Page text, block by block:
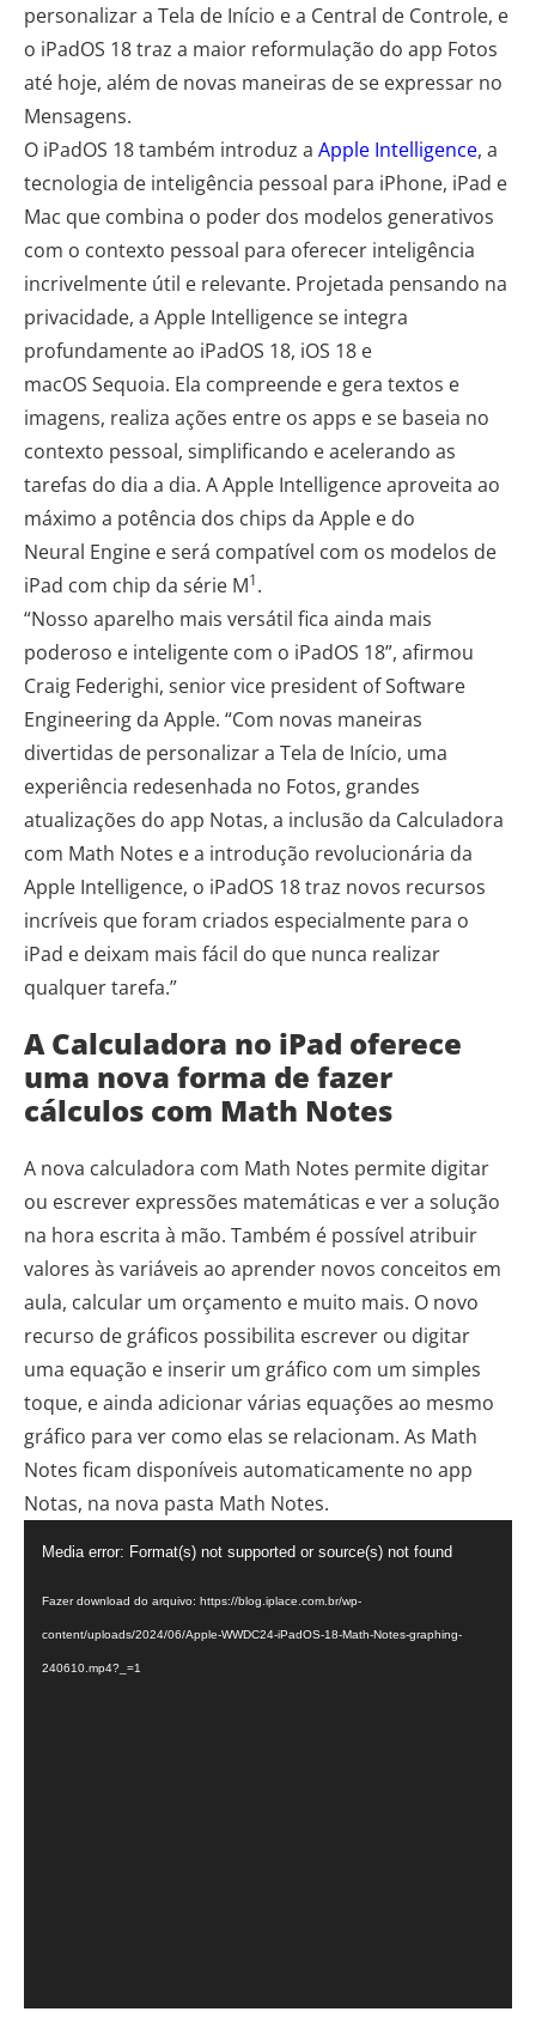
personalizar a Tela de Início e a Central de Controle, e
o iPadOS 18 traz a maior reformulação do app Fotos
até hoje, além de novas maneiras de se expressar no
Mensagens.
O iPadOS 18 também introduz a Apple Intelligence, a
tecnologia de inteligência pessoal para iPhone, iPad e
Mac que combina o poder dos modelos generativos
com o contexto pessoal para oferecer inteligência
incrivelmente útil e relevante. Projetada pensando na
privacidade, a Apple Intelligence se integra
profundamente ao iPadOS 18, iOS 18 e
macOS Sequoia. Ela compreende e gera textos e
imagens, realiza ações entre os apps e se baseia no
contexto pessoal, simplificando e acelerando as
tarefas do dia a dia. A Apple Intelligence aproveita ao
máximo a potência dos chips da Apple e do
Neural Engine e será compatível com os modelos de
iPad com chip da série M1.
“Nosso aparelho mais versátil fica ainda mais
poderoso e inteligente com o iPadOS 18”, afirmou
Craig Federighi, senior vice president of Software
Engineering da Apple. “Com novas maneiras
divertidas de personalizar a Tela de Início, uma
experiência redesenhada no Fotos, grandes
atualizações do app Notas, a inclusão da Calculadora
com Math Notes e a introdução revolucionária da
Apple Intelligence, o iPadOS 18 traz novos recursos
incríveis que foram criados especialmente para o
iPad e deixam mais fácil do que nunca realizar
qualquer tarefa.”
A Calculadora no iPad oferece
uma nova forma de fazer
cálculos com Math Notes
A nova calculadora com Math Notes permite digitar
ou escrever expressões matemáticas e ver a solução
na hora escrita à mão. Também é possível atribuir
valores às variáveis ao aprender novos conceitos em
aula, calcular um orçamento e muito mais. O novo
recurso de gráficos possibilita escrever ou digitar
uma equação e inserir um gráfico com um simples
toque, e ainda adicionar várias equações ao mesmo
gráfico para ver como elas se relacionam. As Math
Notes ficam disponíveis automaticamente no app
Notas, na nova pasta Math Notes.
vídeo
Media error: Format(s) not supported or source(s) not found
Fazer download do arquivo: https://blog.iplace.com.br/wp-
content/uploads/2024/06/Apple-WWDC24-iPadOS-18-Math-Notes-graphing-
240610.mp4?_=1